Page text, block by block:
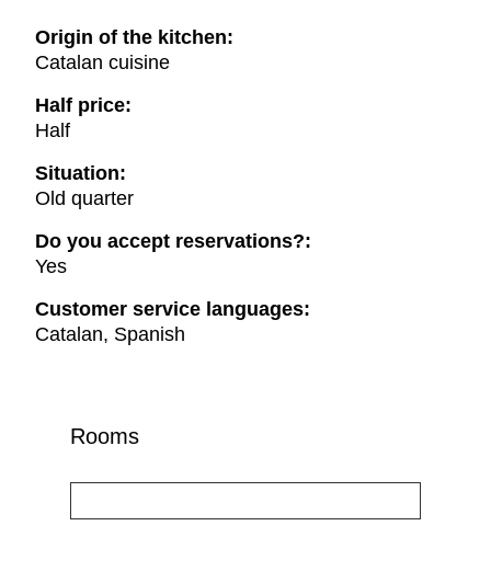
Origin of the kitchen:
Catalan cuisine
Half price:
Half
Situation:
Old quarter
Do you accept reservations?:
Yes
Customer service languages:
Catalan, Spanish
Rooms